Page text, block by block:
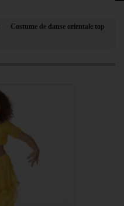
Costume de danse orientale top